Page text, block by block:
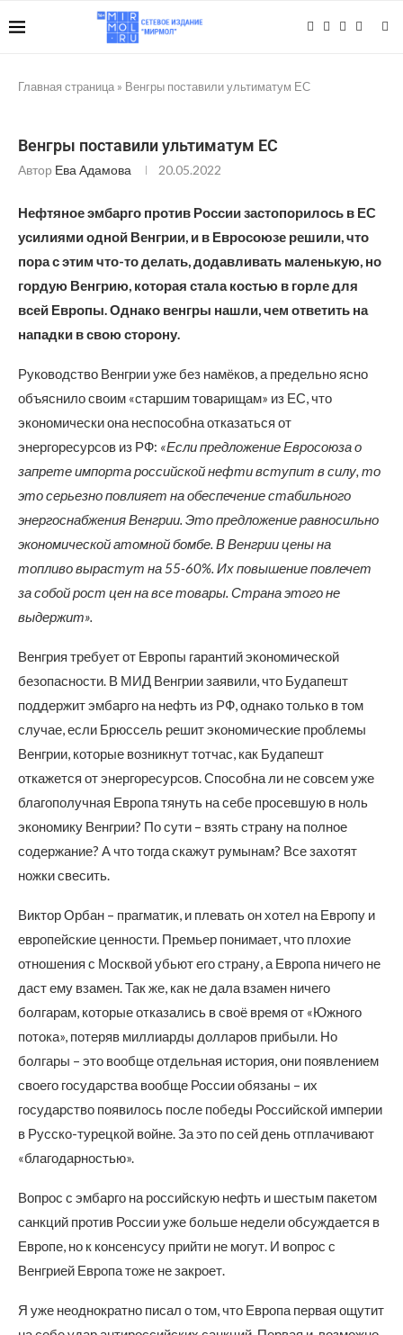
Главная страница » Венгры поставили ультиматум ЕС
Венгры поставили ультиматум ЕС
Автор Ева Адамова 20.05.2022
Нефтяное эмбарго против России застопорилось в ЕС
усилиями одной Венгрии, и в Евросоюзе решили, что
пора с этим что-то делать, додавливать маленькую, но
гордую Венгрию, которая стала костью в горле для
всей Европы. Однако венгры нашли, чем ответить на
нападки в свою сторону.
Руководство Венгрии уже без намёков, а предельно ясно
объяснило своим «старшим товарищам» из ЕС, что
экономически она неспособна отказаться от
энергоресурсов из РФ: «Если предложение Евросоюза о
запрете импорта российской нефти вступит в силу, то
это серьезно повлияет на обеспечение стабильного
энергоснабжения Венгрии. Это предложение равносильно
экономической атомной бомбе. В Венгрии цены на
топливо вырастут на 55-60%. Их повышение повлечет
за собой рост цен на все товары. Страна этого не
выдержит».
Венгрия требует от Европы гарантий экономической
безопасности. В МИД Венгрии заявили, что Будапешт
поддержит эмбарго на нефть из РФ, однако только в том
случае, если Брюссель решит экономические проблемы
Венгрии, которые возникнут тотчас, как Будапешт
откажется от энергоресурсов. Способна ли не совсем уже
благополучная Европа тянуть на себе просевшую в ноль
экономику Венгрии? По сути – взять страну на полное
содержание? А что тогда скажут румынам? Все захотят
ножки свесить.
Виктор Орбан – прагматик, и плевать он хотел на Европу и
европейские ценности. Премьер понимает, что плохие
отношения с Москвой убьют его страну, а Европа ничего не
даст ему взамен. Так же, как не дала взамен ничего
болгарам, которые отказались в своё время от «Южного
потока», потеряв миллиарды долларов прибыли. Но
болгары – это вообще отдельная история, они появлением
своего государства вообще России обязаны – их
государство появилось после победы Российской империи
в Русско-турецкой войне. За это по сей день отплачивают
«благодарностью».
Вопрос с эмбарго на российскую нефть и шестым пакетом
санкций против России уже больше недели обсуждается в
Европе, но к консенсусу прийти не могут. И вопрос с
Венгрией Европа тоже не закроет.
Я уже неоднократно писал о том, что Европа первая ощутит